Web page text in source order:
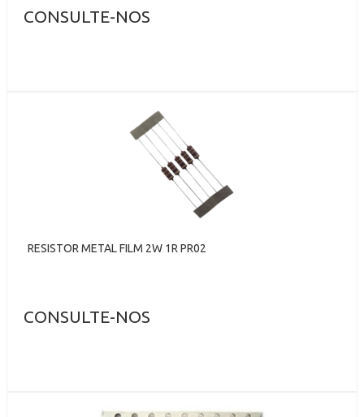
CONSULTE-NOS
RESISTOR METAL FILM 2W 1R PR02
CONSULTE-NOS